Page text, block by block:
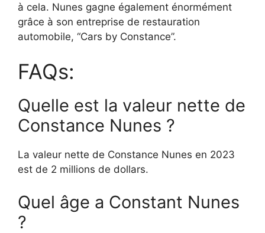
à cela. Nunes gagne également énormément
grâce à son entreprise de restauration
automobile, “Cars by Constance”.
FAQs:
Quelle est la valeur nette de
Constance Nunes ?
La valeur nette de Constance Nunes en 2023
est de 2 millions de dollars.
Quel âge a Constant Nunes
?